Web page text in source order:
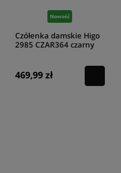
Nowość
Czółenka damskie Higo
2985 CZAR364 czarny
469,99 zł